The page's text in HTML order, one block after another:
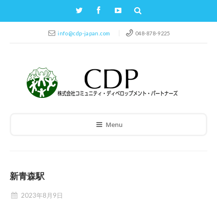
info@cdp-japan.com 048-878-9225
Menu
新青森駅
2023年8月9日